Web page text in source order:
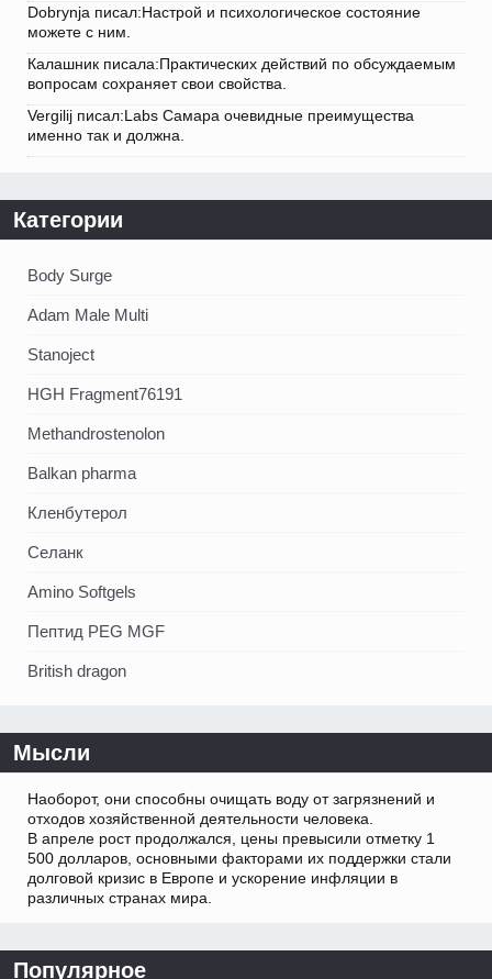
Dobrynja писал:Настрой и психологическое состояние
можете с ним.
Калашник писала:Практических действий по обсуждаемым
вопросам сохраняет свои свойства.
Vergilij писал:Labs Самара очевидные преимущества
именно так и должна.
Категории
Body Surge
Adam Male Multi
Stanoject
HGH Fragment76191
Methandrostenolon
Balkan pharma
Кленбутерол
Селанк
Amino Softgels
Пептид PEG MGF
British dragon
Мысли
Наоборот, они способны очищать воду от загрязнений и
отходов хозяйственной деятельности человека.
В апреле рост продолжался, цены превысили отметку 1
500 долларов, основными факторами их поддержки стали
долговой кризис в Европе и ускорение инфляции в
различных странах мира.
Популярное